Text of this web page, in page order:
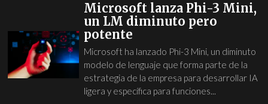
Microsoft lanza Phi-3 Mini,
un LM diminuto pero
potente
Microsoft ha lanzado Phi-3 Mini, un diminuto
modelo de lenguaje que forma parte de la
estrategia de la empresa para desarrollar IA
ligera y específica para funciones...